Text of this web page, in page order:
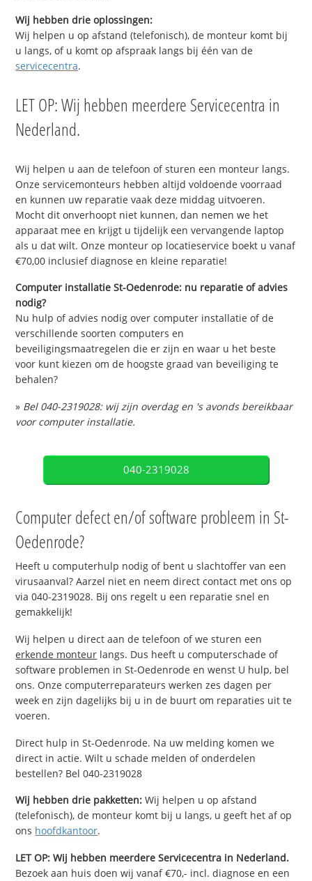
Wij hebben drie oplossingen:
Wij helpen u op afstand (telefonisch), de monteur komt bij
u langs, of u komt op afspraak langs bij één van de
servicecentra.
LET OP: Wij hebben meerdere Servicecentra in
Nederland.
Wij helpen u aan de telefoon of sturen een monteur langs.
Onze servicemonteurs hebben altijd voldoende voorraad
en kunnen uw reparatie vaak deze middag uitvoeren.
Mocht dit onverhoopt niet kunnen, dan nemen we het
apparaat mee en krijgt u tijdelijk een vervangende laptop
als u dat wilt. Onze monteur op locatieservice boekt u vanaf
€70,00 inclusief diagnose en kleine reparatie!
Computer installatie St-Oedenrode: nu reparatie of advies
nodig?
Nu hulp of advies nodig over computer installatie of de
verschillende soorten computers en
beveiligingsmaatregelen die er zijn en waar u het beste
voor kunt kiezen om de hoogste graad van beveiliging te
behalen?
» Bel 040-2319028: wij zijn overdag en 's avonds bereikbaar
voor computer installatie.
040-2319028
Computer defect en/of software probleem in St-
Oedenrode?
Heeft u computerhulp nodig of bent u slachtoffer van een
virusaanval? Aarzel niet en neem direct contact met ons op
via 040-2319028. Bij ons regelt u een reparatie snel en
gemakkelijk!
Wij helpen u direct aan de telefoon of we sturen een
erkende monteur langs. Dus heeft u computerschade of
software problemen in St-Oedenrode en wenst U hulp, bel
ons. Onze computerreparateurs werken zes dagen per
week en zijn dagelijks bij u in de buurt om reparaties uit te
voeren.
Direct hulp in St-Oedenrode. Na uw melding komen we
direct in actie. Wilt u schade melden of onderdelen
bestellen? Bel 040-2319028
Wij hebben drie pakketten: Wij helpen u op afstand
(telefonisch), de monteur komt bij u langs, u geeft het af op
ons hoofdkantoor.
LET OP: Wij hebben meerdere Servicecentra in Nederland.
Bezoek aan huis doen wij vanaf €70,- incl. diagnose en een